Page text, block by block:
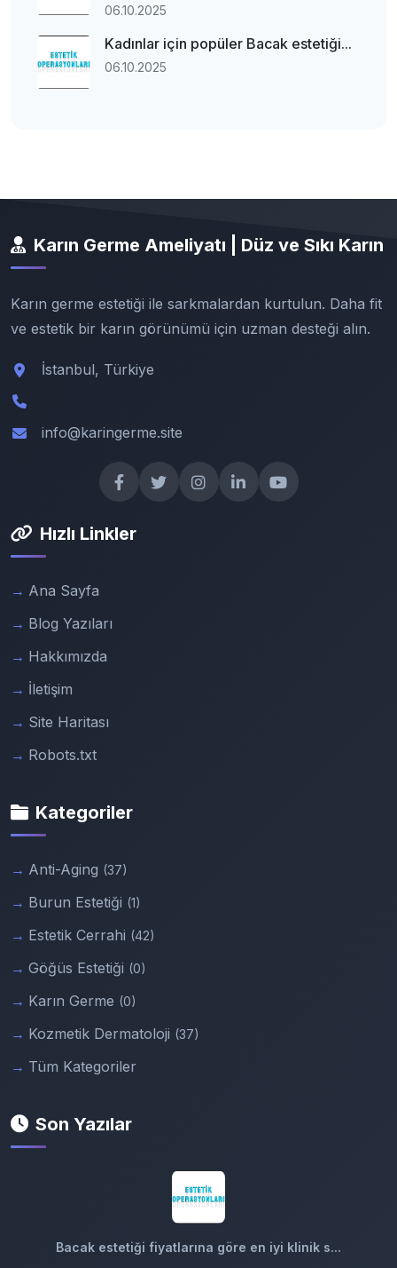
06.10.2025
Kadınlar için popüler Bacak estetiği...
06.10.2025
Karın Germe Ameliyatı | Düz ve Sıkı Karın
Karın germe estetiği ile sarkmalardan kurtulun. Daha fit
ve estetik bir karın görünümü için uzman desteği alın.
İstanbul, Türkiye
info@karingerme.site
Hızlı Linkler
Ana Sayfa
Blog Yazıları
Hakkımızda
İletişim
Site Haritası
Robots.txt
Kategoriler
Anti-Aging (37)
Burun Estetiği (1)
Estetik Cerrahi (42)
Göğüs Estetiği (0)
Karın Germe (0)
Kozmetik Dermatoloji (37)
Tüm Kategoriler
Son Yazılar
Bacak estetiği fiyatlarına göre en iyi klinik s...